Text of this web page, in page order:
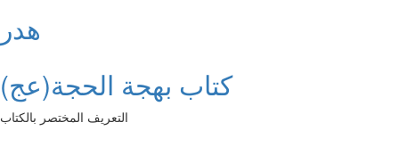
هدر
كتاب بهجة الحجة(عج)
التعريف المختصر بالكتاب